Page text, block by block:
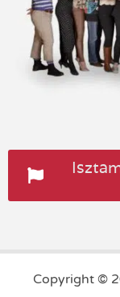
Copyright ©